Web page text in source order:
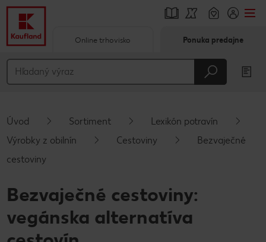
Hlavný obsah
Vyskakovací bočný panel
Online trhovisko Ponuka predajne
Úvod Sortiment
Lexikón potravín
Výrobky z obilnín
Cestoviny
Bezvaječné
cestoviny
Bezvaječné cestoviny:
vegánska alternatíva